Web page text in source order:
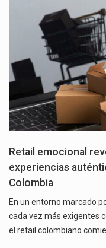
Retail emocional
experiencias
Colombia
En un entorno marcado
cada vez más exigentes
el retail colombiano